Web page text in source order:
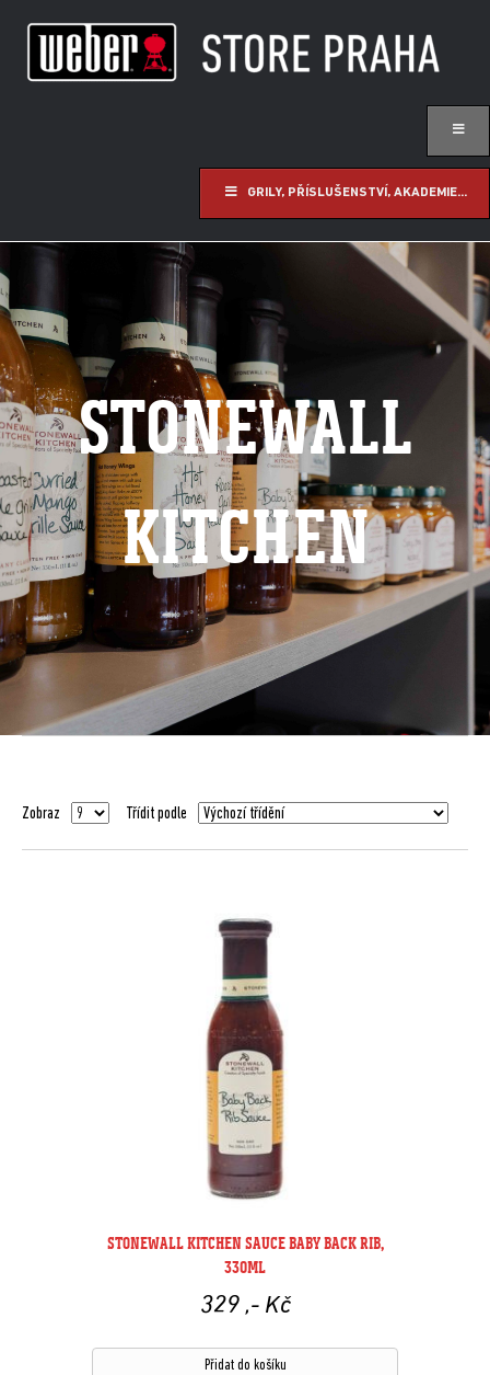
GRILY, PŘÍSLUŠENSTVÍ, AKADEMIE...
STONEWALL
KITCHEN
Zobraz Třídit podle
STONEWALL KITCHEN SAUCE BABY BACK RIB,
330ML
329 ,- Kč
Přidat do košíku